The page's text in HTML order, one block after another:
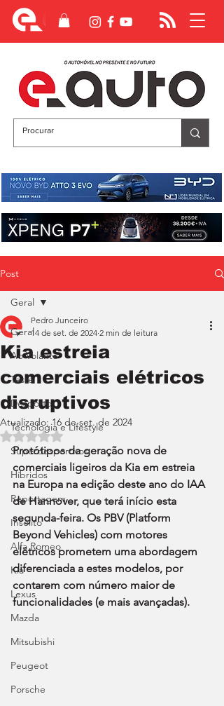
Post
Geral
Ao Volante
Teste
Desporto
Tecnologia e Lifestyle
Superdesportivos
Híbridos
Reportagem
Insólito
Alfa Romeo
Kia
Lexus
Mazda
Mitsubishi
Peugeot
Porsche
Geral
Kia estreia
comerciais elétricos
disruptivos
Pedro Junceiro
14 de set. de 2024 2 min de leitura
Atualizado:16 de set. de 2024
Avaliado com NaN de 5 estrelas.
Protótipos da geração nova de
comerciais ligeiros da Kia em estreia
na Europa na edição deste ano do IAA
de Hannover, que terá início esta
segunda-feira. Os PBV (Platform
Beyond Vehicles) com motores
elétricos prometem uma abordagem
diferenciada a estes modelos, por
contarem com número maior de
funcionalidades (e mais avançadas).